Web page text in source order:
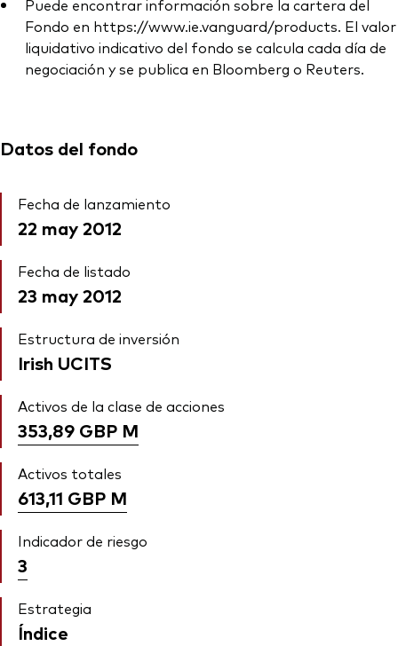
Puede encontrar información sobre la cartera del
Fondo en https://www.ie.vanguard/products. El valor
liquidativo indicativo del fondo se calcula cada día de
negociación y se publica en Bloomberg o Reuters.
Datos del fondo
Fecha de lanzamiento
22 may 2012
Fecha de listado
23 may 2012
Estructura de inversión
Irish UCITS
Activos de la clase de acciones
353,89 GBP M
Activos totales
613,11 GBP M
Indicador de riesgo
3
Estrategia
Índice